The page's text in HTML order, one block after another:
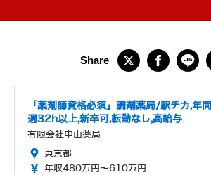
「薬剤師資格必須」調剤薬局/駅チカ,年
週32h以上,新卒可,転勤なし,高給与
有限会社中山薬局
東京都
年収480万円～610万円